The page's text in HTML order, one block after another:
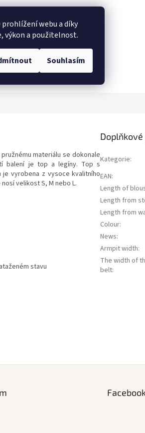
webu a díky
výkon a použitelnost.
Souhlasím
materiáluse dokonale
balení je top a legíny. Top s
je vyrobena z vysoce kvalitního
velikost S, M nebo L.
stavu
Kategorie:
EAN:
Length of
Length from
Length from
Colour:
News:
Armpit width:
The width of
belt: